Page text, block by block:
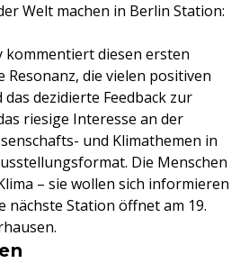
Welt machen in Berlin Station:
kommentiert diesen ersten
Resonanz, die vielen positiven
dezidierte Feedback zur
riesige Interesse an der
und Klimathemen in
Die Menschen
– sie wollen sich informieren
nächste Station öffnet am 19.